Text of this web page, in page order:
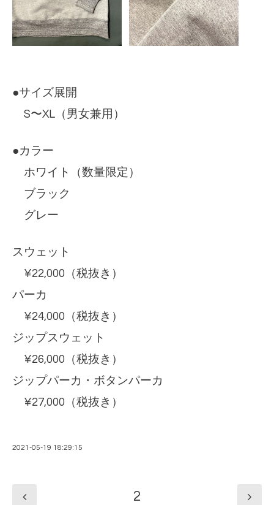
●サイズ展開
S〜XL（男女兼用）
●カラー
ホワイト（数量限定）
ブラック
グレー
スウェット
¥22,000（税抜き）
パーカ
¥24,000（税抜き）
ジップスウェット
¥26,000（税抜き）
ジップパーカ・ボタンパーカ
¥27,000（税抜き）
2021-05-19 18:29:15
2